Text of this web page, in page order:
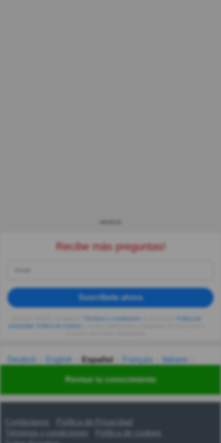
Revisar tu conocimiento
Recibe más preguntas!
Suscríbete ahora
privacidad
Deutsch English Español Français
Italiano
Українська हिन्दी 한국어 汉语
Contáctanos
Política de Privacidad
Términos y condiciones